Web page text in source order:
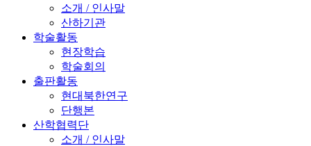
소개 / 인사말
산하기관
학술활동
현장학습
학술회의
출판활동
현대북한연구
단행본
산학협력단
소개 / 인사말